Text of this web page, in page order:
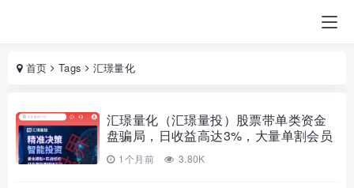
首页 Tags 汇璟量化
汇璟量化（汇璟量投）股票带单类资金
盘骗局，日收益高达3%，大量单割会员
不让提现，即将崩盘跑路！
1个月前 3.80K